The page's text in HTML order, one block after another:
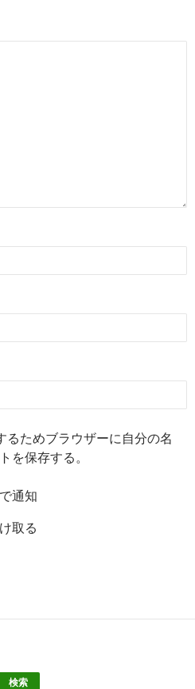
るためブラウザーに自分の名
を保存する。
通知
取る
検索